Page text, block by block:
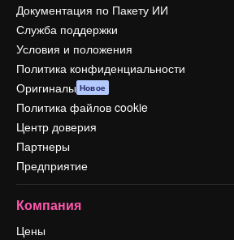
Документация по Пакету ИИ
Служба поддержки
Условия и положения
Политика конфиденциальности
Оригиналы Новое
Политика файлов cookie
Центр доверия
Партнеры
Предприятие
Компания
Цены